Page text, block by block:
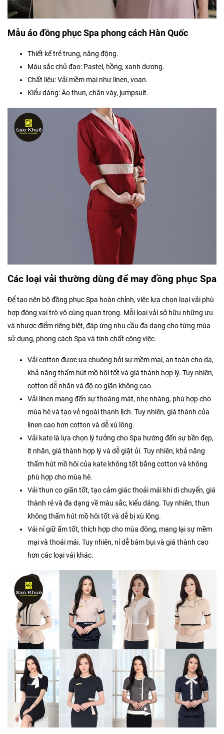
Mẫu áo đồng phục Spa phong cách Hàn Quốc
Thiết kế trẻ trung, năng động.
Màu sắc chủ đạo: Pastel, hồng, xanh dương.
Chất liệu: Vải mềm mại như linen, voan.
Kiểu dáng: Áo thun, chân váy, jumpsuit.
Các loại vải thường dùng để may đồng phục Spa
Để tạo nên bộ đồng phục Spa hoàn chỉnh, việc lựa chọn loại vải phù
hợp đóng vai trò vô cùng quan trọng. Mỗi loại vải sở hữu những ưu
và nhược điểm riêng biệt, đáp ứng nhu cầu đa dạng cho từng mùa
sử dụng, phong cách Spa và tính chất công việc.
Vải cotton được ưa chuộng bởi sự mềm mại, an toàn cho da,
khả năng thấm hút mồ hôi tốt và giá thành hợp lý. Tuy nhiên,
cotton dễ nhăn và độ co giãn không cao.
Vải linen mang đến sự thoáng mát, nhẹ nhàng, phù hợp cho
mùa hè và tạo vẻ ngoài thanh lịch. Tuy nhiên, giá thành của
linen cao hơn cotton và dễ xù lông.
Vải kate là lựa chọn lý tưởng cho Spa hướng đến sự bền đẹp,
ít nhăn, giá thành hợp lý và dễ giặt ủi. Tuy nhiên, khả năng
thấm hút mồ hôi của kate không tốt bằng cotton và không
phù hợp cho mùa hè.
Vải thun co giãn tốt, tạo cảm giác thoải mái khi di chuyển, giá
thành rẻ và đa dạng về màu sắc, kiểu dáng. Tuy nhiên, thun
không thấm hút mồ hôi tốt và dễ bị xù lông.
Vải nỉ giữ ấm tốt, thích hợp cho mùa đông, mang lại sự mềm
mại và thoải mái. Tuy nhiên, nỉ dễ bám bụi và giá thành cao
hơn các loại vải khác.